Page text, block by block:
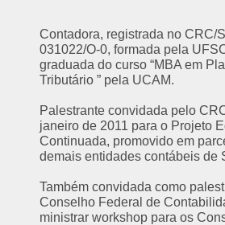
Contadora, registrada no CRC/
031022/O-0, formada pela
graduada do curso “MBA em
Tributário ” pela UCAM.
Palestrante convidada pelo
janeiro de 2011 para o Projeto
Continuada, promovido em
demais entidades contábeis de
Também convidada como
Conselho Federal de
ministrar workshop para os